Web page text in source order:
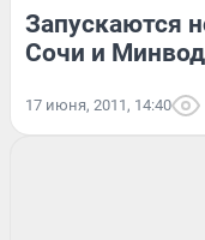
Запускаются
Сочи и Минвод
17 июня, 2011, 14:40